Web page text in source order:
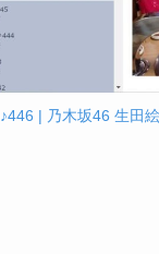
| 乃木坂46 生田